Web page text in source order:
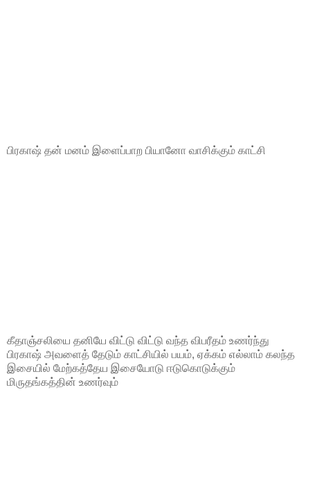
பிரகாஷ் தன் மனம் இளைப்பாற பியானோ வாசிக்கும் காட்சி
கீதாஞ்சலியை தனியே விட்டு விட்டு வந்த விபரீதம் உணர்ந்து
பிரகாஷ் அவளைத் தேடும் காட்சியில் பயம், ஏக்கம் எல்லாம் கலந்த
இசையில் மேற்கத்தேய இசையோடு ஈடுகொடுக்கும்
மிருதங்கத்தின் உணர்வும்